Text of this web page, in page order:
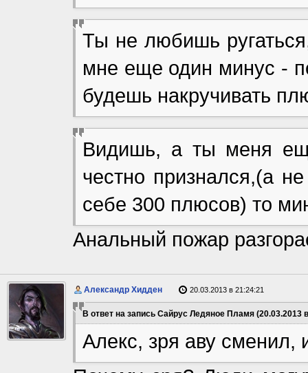
Ты не любишь
мне еще один минус -
будешь накручивать
Видишь, а ты меня
честно признался,(а
себе 300 плюсов) то
Анальный пожар
Александр Хидден 20.03.2013 в 21:24:21
В ответ на запись Сайрус Ледяное Пламя (20.03.2013
Алекс, зря аву сменил,